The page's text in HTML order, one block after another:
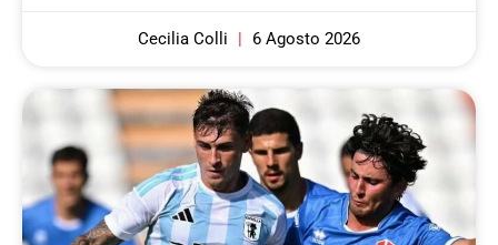
Cecilia Colli 6 Agosto 2026